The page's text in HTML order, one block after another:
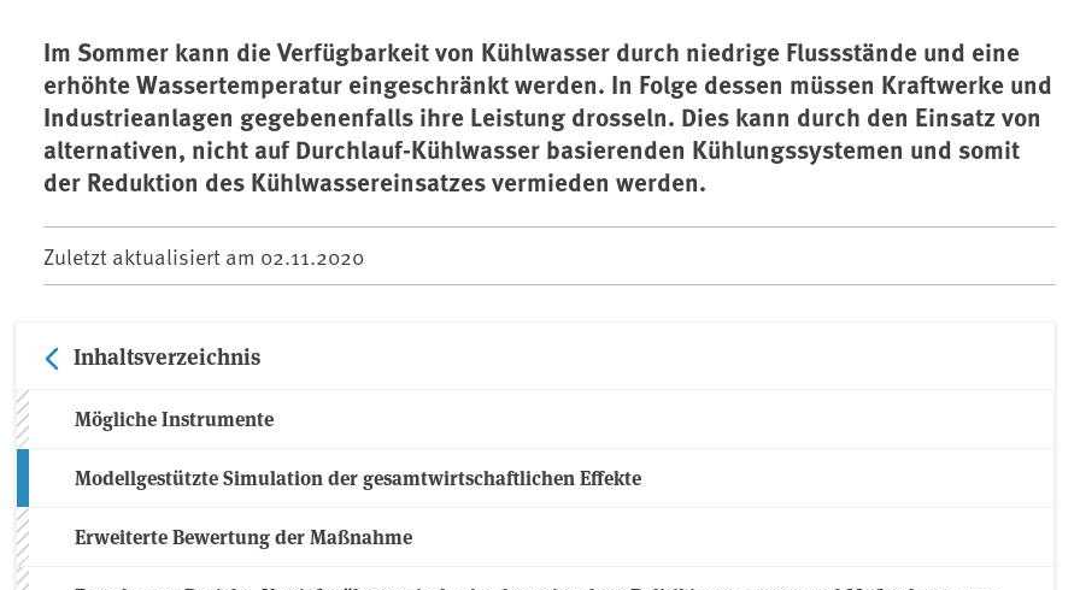
Im Sommer kann die Verfügbarkeit von Kühlwasser durch niedrige Flussstände und eine
erhöhte Wassertemperatur eingeschränkt werden. In Folge dessen müssen Kraftwerke und
Industrieanlagen gegebenenfalls ihre Leistung drosseln. Dies kann durch den Einsatz von
alternativen, nicht auf Durchlauf-Kühlwasser basierenden Kühlungssystemen und somit
der Reduktion des Kühlwassereinsatzes vermieden werden.
Zuletzt aktualisiert am 02.11.2020
Inhaltsverzeichnis
Mögliche Instrumente
Modellgestützte Simulation der gesamtwirtschaftlichen Effekte
Erweiterte Bewertung der Maßnahme